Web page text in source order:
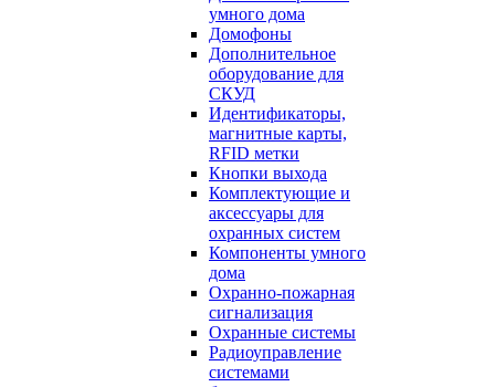
умного дома
Домофоны
Дополнительное
оборудование для
СКУД
Идентификаторы,
магнитные карты,
RFID метки
Кнопки выхода
Комплектующие и
аксессуары для
охранных систем
Компоненты умного
дома
Охранно-пожарная
сигнализация
Охранные системы
Радиоуправление
системами